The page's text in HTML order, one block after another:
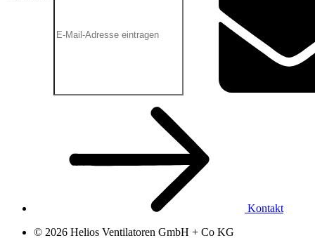
Kontakt
© 2026 Helios Ventilatoren GmbH + Co KG